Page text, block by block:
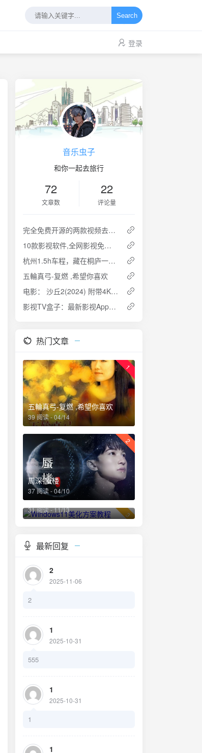
Search
登录
音乐虫子
和你一起去旅行
72
文章数
22
评论量
完全免费开源的两款视频去水印、图片去水印软件
10款影视软件,全网影视免费看
杭州1.5h车程，藏在桐庐一座陶渊明笔下桃花源精品民宿丨厚院村舍
五輪真弓-复燃 ,希望你喜欢
电影： 沙丘2(2024) 附带4K下载地址
影视TV盒子：最新影视App特别版，安卓+TV双端可用，内置源和播放源均有
热门文章
1
五輪真弓-复燃 ,希望你喜欢
39 阅读 - 04/14
2
周深-蜃楼
37 阅读 - 04/10
3
Windows11美化方案教程
31 阅读 - 11/13
最新回复
2
2025-11-06
2
1
2025-10-31
555
1
2025-10-31
1
1